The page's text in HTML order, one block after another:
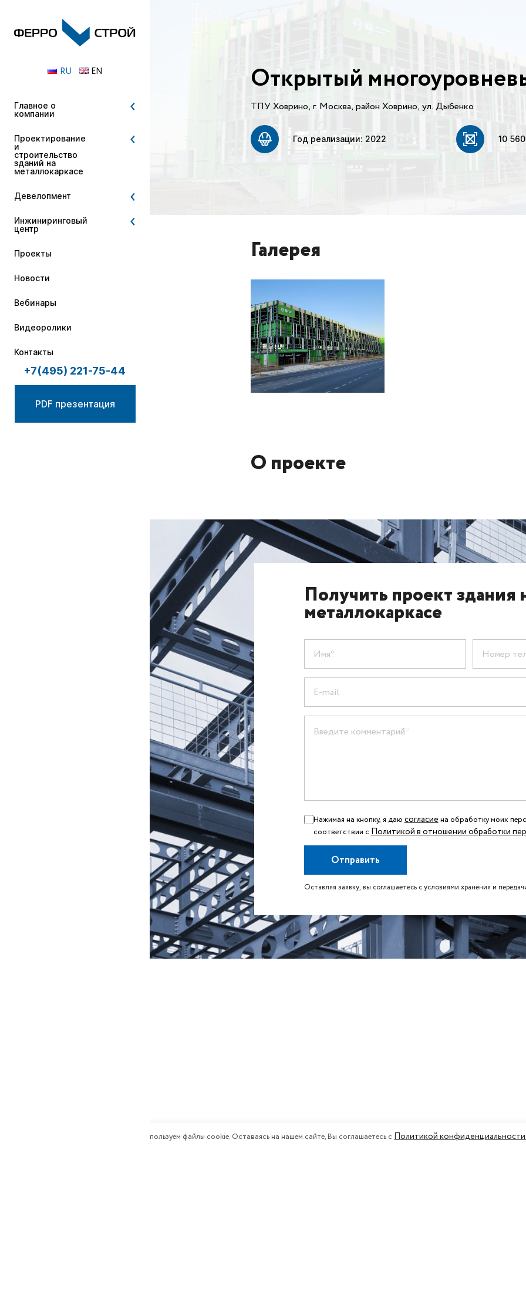
RU EN
Главное о
компании
Проектирование
и
строительство
зданий на
металлокаркасе
Девелопмент
Инжиниринговый
центр
Проекты
Новости
Вебинары
Видеоролики
Контакты
+7(495) 221-75-44
PDF презентация
Открытый
ТПУ Ховрино, г. Москва, район Ховрино, ул. Дыбенко
Год реализации: 2022 10
Галерея
О проекте
Получить проект здания
металлокаркасе
Нажимая на кнопку, я даюсогласиена обработку моих
соответствии сПолитикой в отношении обработки
Оставляя заявку, вы соглашаетесь с условиями хранения и
Мы используем файлы cookie. Оставаясь на нашем сайте, Вы соглашаетесь сПолитикой